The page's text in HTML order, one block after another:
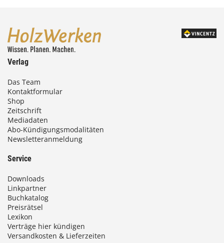
Verlag
Das Team
Kontaktformular
Shop
Zeitschrift
Mediadaten
Abo-Kündigungsmodalitäten
Newsletteranmeldung
Service
Downloads
Linkpartner
Buchkatalog
Preisrätsel
Lexikon
Verträge hier kündigen
Versandkosten & Lieferzeiten